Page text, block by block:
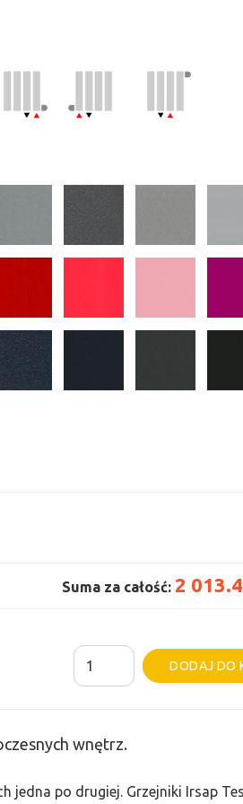
Suma za całość: 2
ilość
Grzejnik
DODAJ DO
wnętrz.
jedna po drugiej. Grzejniki Irsap